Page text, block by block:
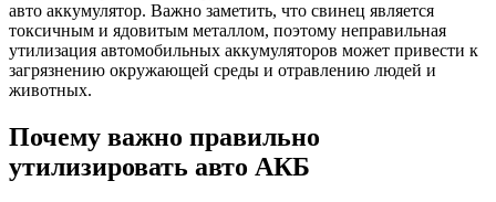
авто аккумулятор. Важно заметить, что свинец является
токсичным и ядовитым металлом, поэтому неправильная
утилизация автомобильных аккумуляторов может привести к
загрязнению окружающей среды и отравлению людей и
животных.
Почему важно правильно
утилизировать авто АКБ